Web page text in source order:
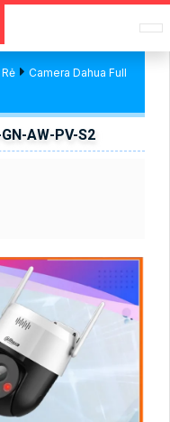
Camera Dahua Full
AW-PV-S2